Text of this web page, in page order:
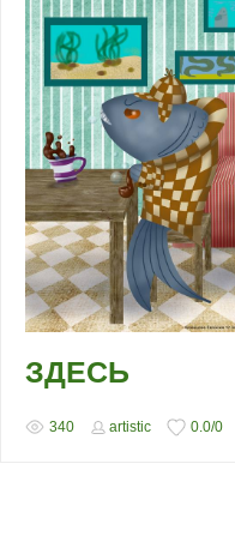
ЗДЕСЬ
340 artistic 0.0/0